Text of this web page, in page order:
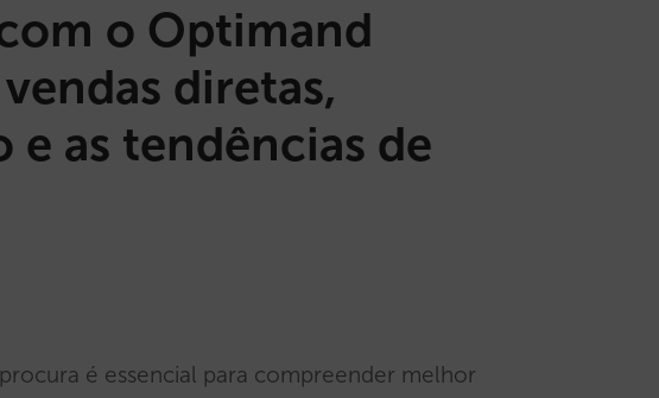
o Optimand
diretas,
as tendências de
é essencial para compreender melhor